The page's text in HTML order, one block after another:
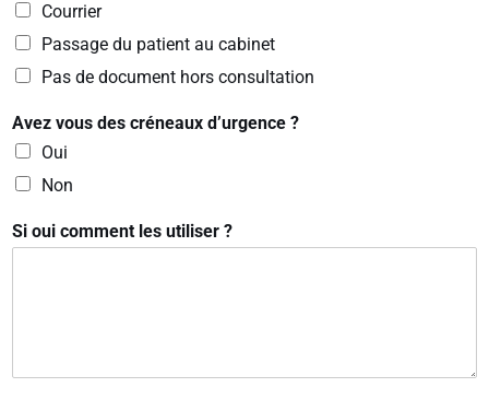
Courrier
Passage du patient au cabinet
Pas de document hors consultation
Avez vous des créneaux d’urgence ?
Oui
Non
Si oui comment les utiliser ?